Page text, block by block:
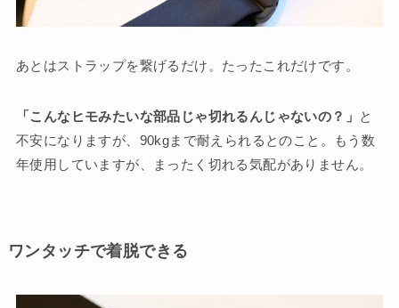
あとはストラップを繋げるだけ。たったこれだけです。
「こんなヒモみたいな部品じゃ切れるんじゃないの？」 と
不安になりますが、90kgまで耐えられるとのこと。もう数
年使用していますが、まったく切れる気配がありません。
ワンタッチで着脱できる